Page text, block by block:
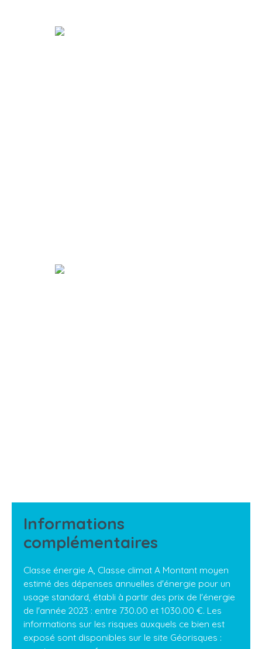
Informations
complémentaires
Classe énergie A, Classe climat A Montant moyen
estimé des dépenses annuelles d'énergie pour un
usage standard, établi à partir des prix de l'énergie
de l'année 2023 : entre 730.00 et 1030.00 €. Les
informations sur les risques auxquels ce bien est
exposé sont disponibles sur le site Géorisques :